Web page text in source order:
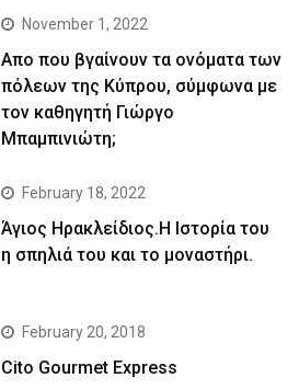
November 1, 2022
Απο που βγαίνουν τα ονόματα των
πόλεων της Κύπρου, σύμφωνα με
τον καθηγητή Γιώργο
Μπαμπινιώτη;
February 18, 2022
Άγιος Ηρακλείδιος.Η Ιστορία του
η σπηλιά του και το μοναστήρι.
February 20, 2018
Cito Gourmet Express